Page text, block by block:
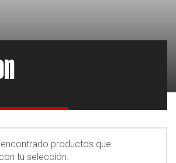
productos que
tu selección.